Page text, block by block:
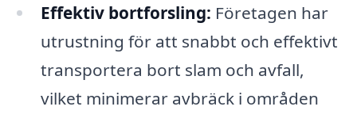
Effektiv bortforsling: Företagen har
utrustning för att snabbt och effektivt
transportera bort slam och avfall,
vilket minimerar avbräck i områden